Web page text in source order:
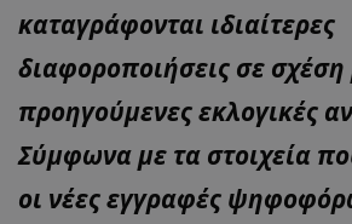
καταγράφονται ιδιαίτερες
διαφοροποιήσεις σε σχέση
προηγούμενες εκλογικές
Σύμφωνα με τα στοιχεία
οι νέες εγγραφές